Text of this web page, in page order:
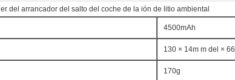
del arrancador del salto del coche de la ión de litio ambiental
4500mAh
130 × 14m m del × 66
170g